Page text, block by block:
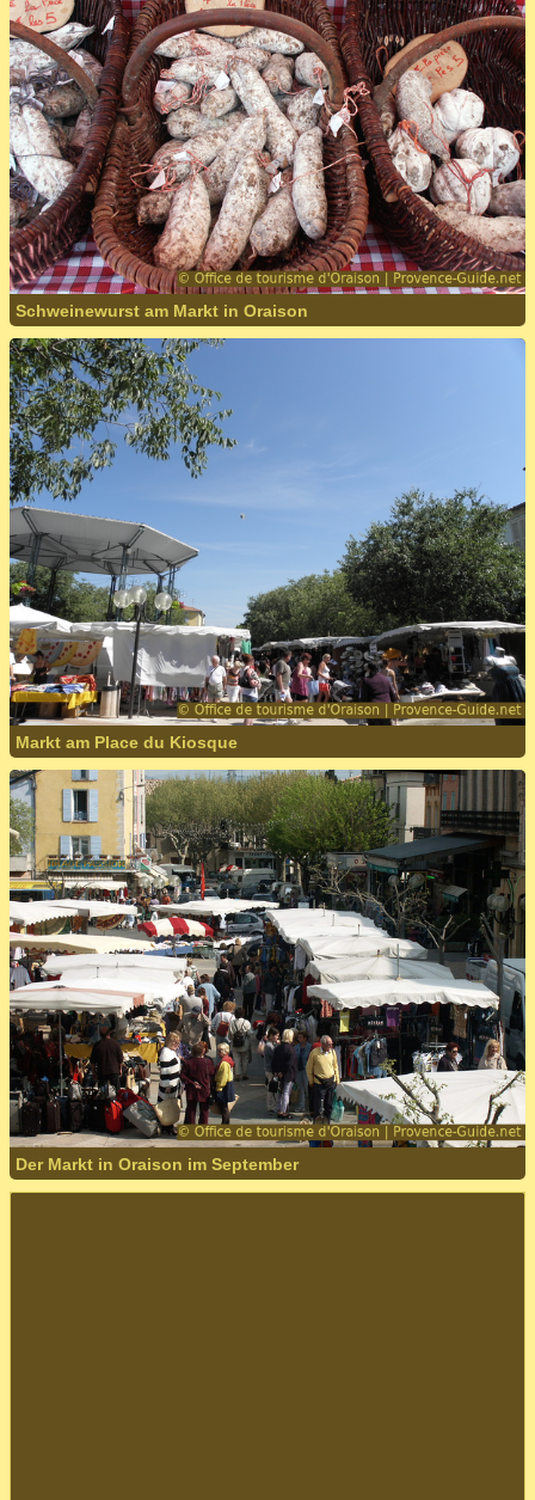
Schweinewurst am Markt in Oraison
Markt am Place du Kiosque
Der Markt in Oraison im September